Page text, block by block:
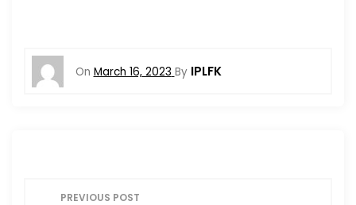
On March 16, 2023 By IPLFK
PREVIOUS POST